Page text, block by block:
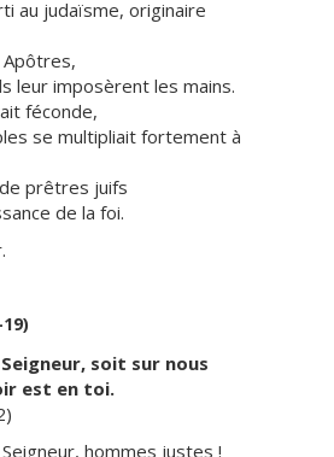
au judaïsme, originaire
leur imposèrent les mains.
féconde,
se multipliait fortement à
prêtres juifs
de la foi.
soit sur nous
est en toi.
hommes justes !